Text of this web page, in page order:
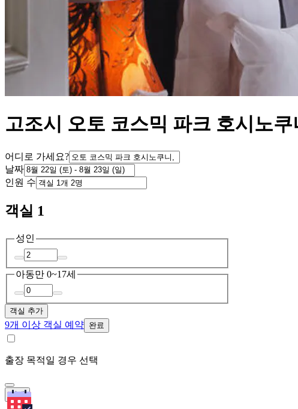
고조시 오토 코스믹 파크 호시노쿠
어디로 가세요?
날짜
인원 수
객실 1
성인
아동만 0~17세
객실 추가
9개 이상 객실 예약 완료
출장 목적일 경우 선택
검색